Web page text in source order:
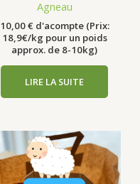
Agneau
10,00€ d'acompte (Prix:
18,9€/kg pour un poids
approx. de 8-10kg)
LIRE LA SUITE